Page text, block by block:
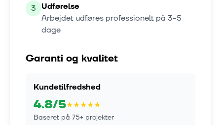
3 Udførelse
Arbejdet udføres professionelt på 3-5
dage
Garanti og kvalitet
Kundetilfredshed
4.8/5★★★★★
Baseret på 75+ projekter